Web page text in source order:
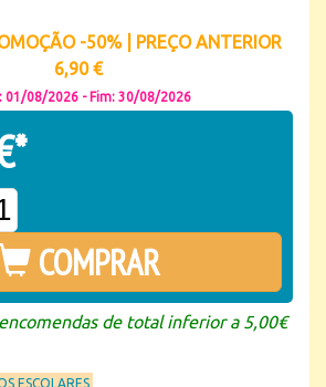
-50% | PREÇO ANTERIOR
6,90 €
01/08/2026 - Fim: 30/08/2026
COMPRAR
de total inferior a 5,00€
ESCOLARES